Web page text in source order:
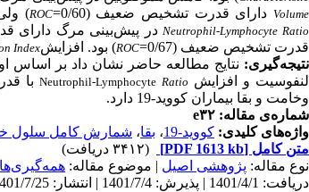
Volume دارای قدرت تشخیص ضعیف (0/60= ROC
)
Neutrophil-Lymphocyte Ratio در پیش‌بینی مرگ دارای
قدرت تشخیص ضعیف (0/67=
ROC) بود. افزایشIndex
نتیجه‌گیری: نتایج مطالعه حاضر نشان داد بر اساس
لنفوسیت و افزایش
Neutrophil-Lymphocyte Ratio
با
وخامت و بقا بیماران کووید-19 دارد.
شماره‌ی مقاله: e۳۲
واژه‌های کلیدی: کووید-19 ، بقا، شمارش کامل سلول
متن کامل [PDF 1613 kb]
(۳۴۱۲ دریافت)
نوع مقاله: پژوهشی اصيل | موضوع مقاله:
دریافت: 1401/4/1 | پذیرش: 1401/7/4 | انتشار: 1401/7/25